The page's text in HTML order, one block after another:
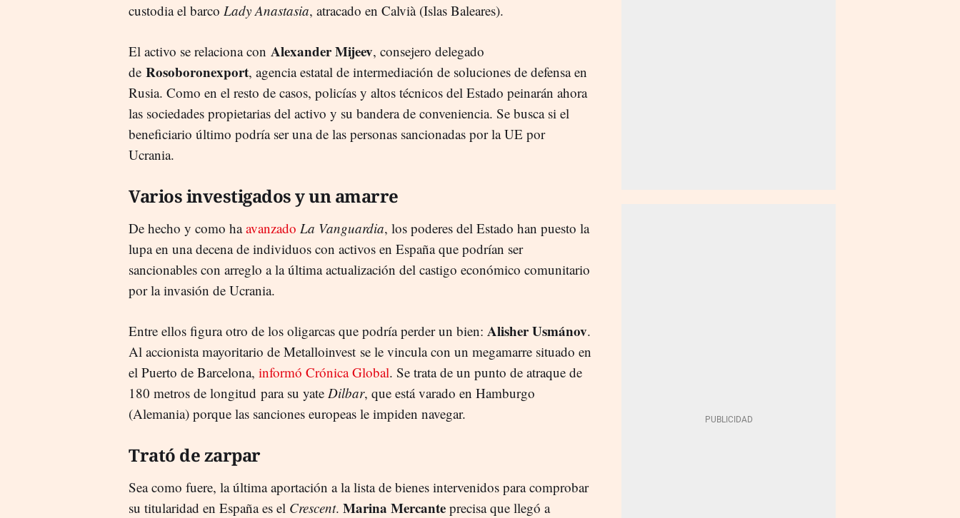
custodia el barco Lady Anastasia, atracado en Calvià (Islas Baleares).
El activo se relaciona con Alexander Mijeev, consejero delegado
de Rosoboronexport, agencia estatal de intermediación de soluciones de defensa en
Rusia. Como en el resto de casos, policías y altos técnicos del Estado peinarán ahora
las sociedades propietarias del activo y su bandera de conveniencia. Se busca si el
beneficiario último podría ser una de las personas sancionadas por la UE por
Ucrania.
Varios investigados y un amarre
De hecho y como haavanzado La Vanguardia, los poderes del Estado han puesto la
lupa en una decena de individuos con activos en España que podrían ser
sancionables con arreglo a la última actualización del castigo económico comunitario
por la invasión de Ucrania.
Entre ellos figura otro de los oligarcas que podría perder un bien: Alisher Usmánov.
Al accionista mayoritario de Metalloinvest se le vincula con un megamarre situado en
el Puerto de Barcelona, informó Crónica Global. Se trata de un punto de atraque de
180 metros de longitud para su yate Dilbar, que está varado en Hamburgo
(Alemania) porque las sanciones europeas le impiden navegar.
Trató de zarpar
Sea como fuere, la última aportación a la lista de bienes intervenidos para comprobar
su titularidad en España es el Crescent. Marina Mercante precisa que llegó a